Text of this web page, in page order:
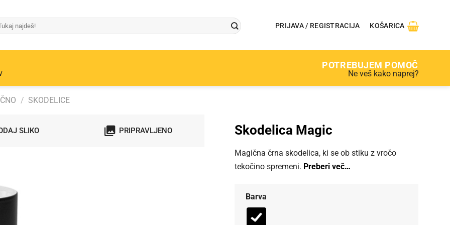
PRIJAVA / REGISTRACIJA KOŠARICA
POTREBUJEM POMOČ
Ne veš kako naprej?
/ SKODELICE
SLIKO PRIPRAVLJENO Skodelica Magic
Magična črna skodelica, ki se ob stiku z vročo
tekočino spremeni. Preberi več…
Barva